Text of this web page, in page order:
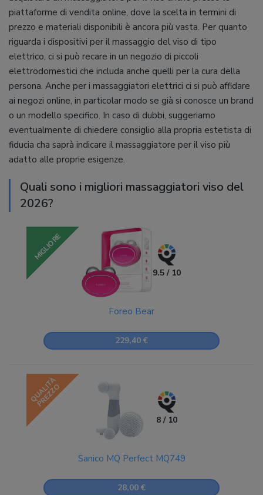
piattaforme di vendita online, dove la scelta in termini di
prezzo e materiali disponibili è ancora più vasta. Per quanto
riguarda i dispositivi per il massaggio del viso di tipo
elettrico, ci si può recare in un negozio di piccoli
elettrodomestici che includa anche quelli per la cura della
persona. Anche per i massaggiatori elettrici ci si può affidare
ai negozi online, in particolar modo se già si conosce un brand
o un modello specifico. In caso di dubbi, suggeriamo
eventualmente di chiedere consiglio alla propria estetista di
fiducia cha saprà indicare il massaggiatore per il viso più
adatto alle proprie esigenze.
Quali sono i migliori massaggiatori viso del
2026?
MIGLIORE
9.5 / 10
Foreo Bear
229,40 €
QUALITÀ
PREZZO
8 / 10
Sanico MQ Perfect MQ749
28,00 €